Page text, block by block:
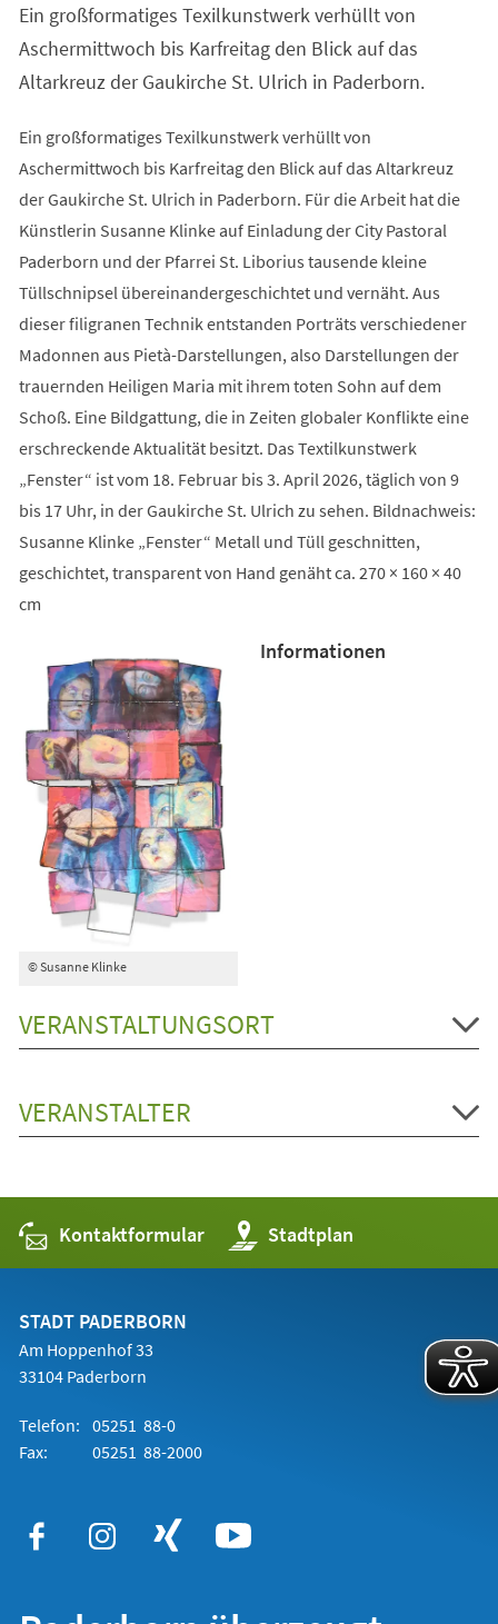
Ein großformatiges Texilkunstwerk verhüllt von
Aschermittwoch bis Karfreitag den Blick auf das
Altarkreuz der Gaukirche St. Ulrich in Paderborn.
Ein großformatiges Texilkunstwerk verhüllt von
Aschermittwoch bis Karfreitag den Blick auf das Altarkreuz
der Gaukirche St. Ulrich in Paderborn. Für die Arbeit hat die
Künstlerin Susanne Klinke auf Einladung der City Pastoral
Paderborn und der Pfarrei St. Liborius tausende kleine
Tüllschnipsel übereinandergeschichtet und vernäht. Aus
dieser filigranen Technik entstanden Porträts verschiedener
Madonnen aus Pietà-Darstellungen, also Darstellungen der
trauernden Heiligen Maria mit ihrem toten Sohn auf dem
Schoß. Eine Bildgattung, die in Zeiten globaler Konflikte eine
erschreckende Aktualität besitzt. Das Textilkunstwerk
„Fenster“ ist vom 18. Februar bis 3. April 2026, täglich von 9
bis 17 Uhr, in der Gaukirche St. Ulrich zu sehen. Bildnachweis:
Susanne Klinke „Fenster“ Metall und Tüll geschnitten,
geschichtet, transparent von Hand genäht ca. 270 × 160 × 40
cm
© Susanne Klinke
Informationen
VERANSTALTUNGSORT
VERANSTALTER
Kontaktformular Stadtplan
(Öffnet
in
einem
STADT PADERBORN
Am Hoppenhof 33
33104 Paderborn
Telefon: 05251 88-0
Fax:
05251 88-2000